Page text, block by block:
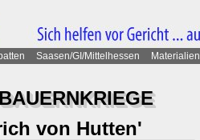
Saasen/GI/Mittelhessen Materialien
von Hutten'